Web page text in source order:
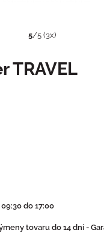
5/5 (3x)
TRAVEL
do 17:00
tovaru do 14 dní -